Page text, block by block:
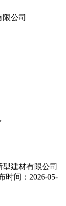
型建材有限公司
时间：2026-05-